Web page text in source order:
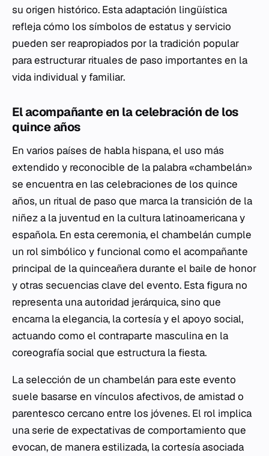
su origen histórico. Esta adaptación lingüística
refleja cómo los símbolos de estatus y servicio
pueden ser reapropiados por la tradición popular
para estructurar rituales de paso importantes en la
vida individual y familiar.
El acompañante en la celebración de los
quince años
En varios países de habla hispana, el uso más
extendido y reconocible de la palabra «chambelán»
se encuentra en las celebraciones de los quince
años, un ritual de paso que marca la transición de la
niñez a la juventud en la cultura latinoamericana y
española. En esta ceremonia, el chambelán cumple
un rol simbólico y funcional como el acompañante
principal de la quinceañera durante el baile de honor
y otras secuencias clave del evento. Esta figura no
representa una autoridad jerárquica, sino que
encarna la elegancia, la cortesía y el apoyo social,
actuando como el contraparte masculina en la
coreografía social que estructura la fiesta.
La selección de un chambelán para este evento
suele basarse en vínculos afectivos, de amistad o
parentesco cercano entre los jóvenes. El rol implica
una serie de expectativas de comportamiento que
evocan, de manera estilizada, la cortesía asociada